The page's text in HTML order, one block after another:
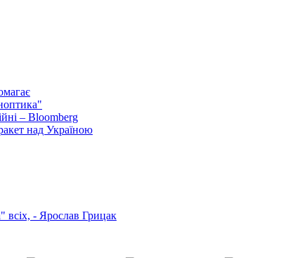
– Bloomberg
над Україною
всіх, - Ярослав Грицак